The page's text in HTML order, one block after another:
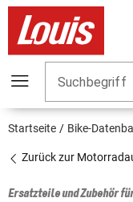
Suchbegriff
Startseite Bike-
Zurück zur
Ersatzteile und Zubehör